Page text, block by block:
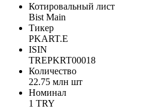
Котировальный лист
Bist Main
Тикер
PKART.E
ISIN
TREPKRT00018
Количество
22.75 млн шт
Номинал
1 TRY